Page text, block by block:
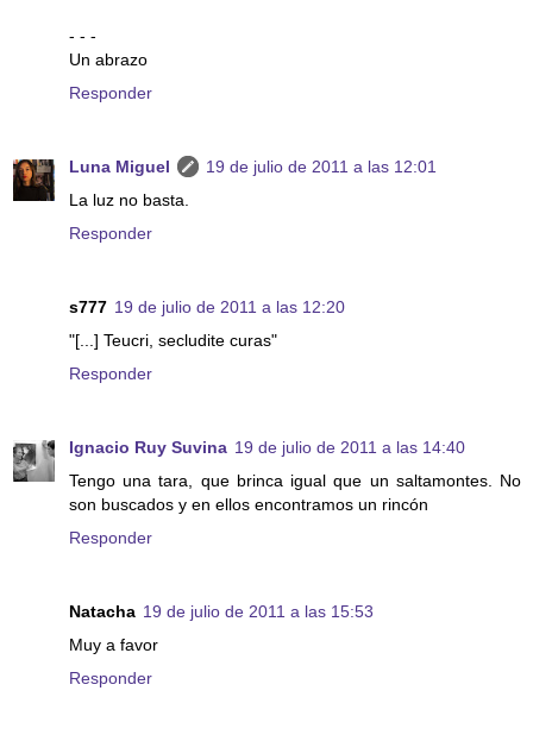
- - -
Un abrazo
Responder
Luna Miguel
19 de julio de 2011 a las 12:01
La luz no basta.
Responder
s777 19 de julio de 2011 a las 12:20
"[...] Teucri, secludite curas"
Responder
Ignacio Ruy Suvina 19 de julio de 2011 a las 14:40
Tengo una tara, que brinca igual que un saltamontes. No
son buscados y en ellos encontramos un rincón
Responder
Natacha 19 de julio de 2011 a las 15:53
Muy a favor
Responder